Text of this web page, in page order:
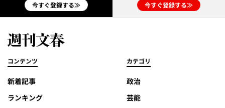
今すぐ登録する≫ 今すぐ登録する≫
コンテンツ
新着記事
ランキング
カテゴリ
政治
芸能